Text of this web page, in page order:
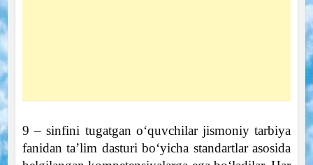
9 – sinfini tugatgan oʻquvchilar jismoniy tarbiya
fanidan taʼlim dasturi boʻyicha standartlar asosida